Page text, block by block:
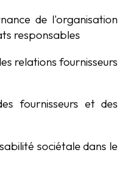
de l'organisation
responsables
relations fournisseurs
fournisseurs et des
sociétale dans le